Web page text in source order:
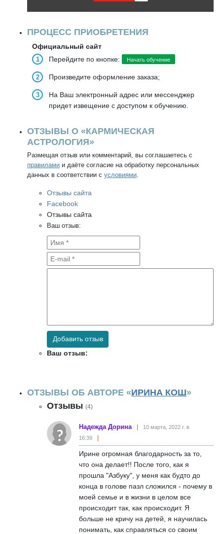
ПРОЦЕСС ПРИОБРЕТЕНИЯ
Официальный сайт
Перейдите по кнопке:
Начать обучение
Произведите оформление заказа;
На Ваш электронный адрес или мессенджер
придет извещение с доступом к обучению.
ОТЗЫВЫ О «КАРМИЧЕСКАЯ
АСТРОЛОГИЯ»
Размещая отзыв или комментарий, вы соглашаетесь с
правилами и даёте согласие на обработку персональных
данных в соответствии с условиями.
Отзывы сайта
Facebook
Отзывы сайта
Ваш отзыв:
Добавить отзыв
Ваш отзыв:
ОТЗЫВЫ ОБ АВТОРЕ «ИРИНА КОШ»
Отзывы (4)
Надежда Дорина
10 марта, 2022 г. в
16:39
Ирине огромная благодарность за то,
что она делает!! После того, как я
прошла "Азбуку", у меня как будто до
конца в голове пазл сложился - почему в
моей семье и в жизни в целом все
происходит так, как происходит. Я
больше не кричу на детей, я научилась
понимать, как справляться со своим